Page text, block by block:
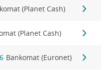
(Planet Cash)
(Planet Cash)
Bankomat (Euronet)